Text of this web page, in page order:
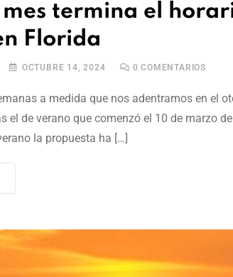
mes termina el
Florida
OCTUBRE 14, 2024 0 COMENTARIOS
a medida que nos adentramos en el
el de verano que comenzó el 10 de marzo
la propuesta ha […]